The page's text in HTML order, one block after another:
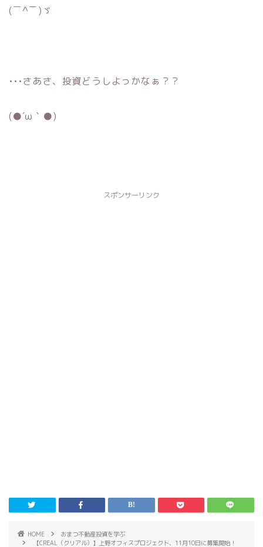
(￣^￣)ゞ
•••さあさ、投資どうしよっかなぁ？？
(●´ω｀●)
スポンサーリンク
HOME
おまつ不動産投資を学ぶ
【CREAL（クリアル）】上野オフィスプロジェクト、11月10日に募集開始！